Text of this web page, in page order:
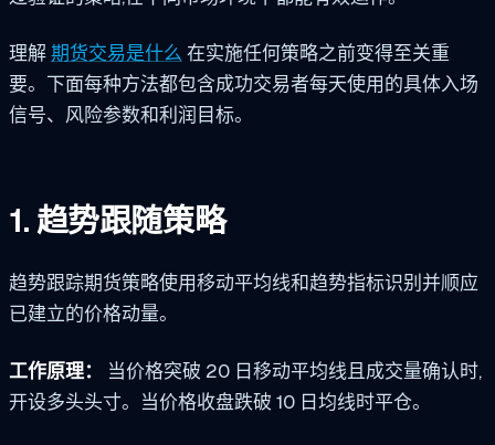
理解期货交易是什么 在实施任何策略之前变得至关重
要。下面每种方法都包含成功交易者每天使用的具体入场
信号、风险参数和利润目标。
1. 趋势跟随策略
趋势跟踪期货策略使用移动平均线和趋势指标识别并顺应
已建立的价格动量。
工作原理：
当价格突破 20 日移动平均线且成交量确认时,
开设多头头寸。当价格收盘跌破 10 日均线时平仓。